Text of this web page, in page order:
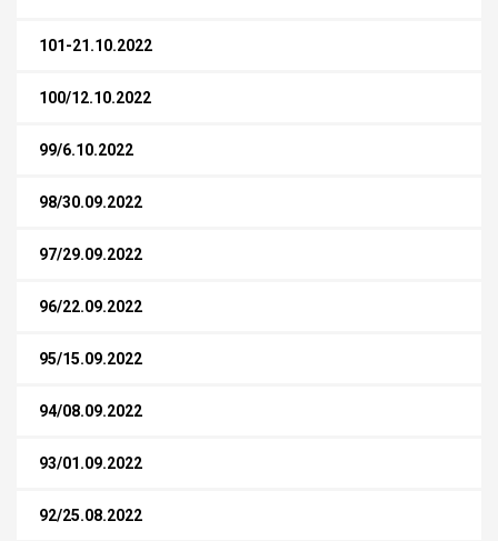
101-21.10.2022
100/12.10.2022
99/6.10.2022
98/30.09.2022
97/29.09.2022
96/22.09.2022
95/15.09.2022
94/08.09.2022
93/01.09.2022
92/25.08.2022